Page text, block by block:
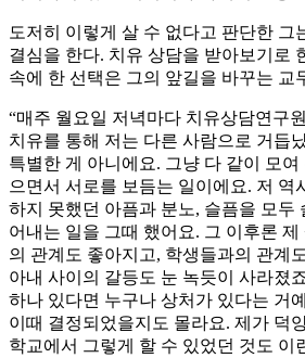
도저히 이렇게 살 수 없다고 판단한 그
결심을 한다. 치유 상담을 받아보기로
속에 한 선택은 그의 앞길을 바꾸는 교
“매주 월요일 저녁마다 치유상담연구
치유를 통해 저는 다른 사람으로 거듭
특별한 게 아니에요. 그냥 다 같이 모
으면서 서로를 보듬는 일이에요. 저 역
하지 못했던 아픔과 분노, 슬픔을 모두
어내는 일을 그때 했어요. 그 이후론
의 관계도 좋아지고, 학생들과의 관계
아내 사이의 갈등도 눈 녹듯이 사라졌
하나 있다면 누구나 상처가 있다는 거
이때 결정되었을지도 몰라요. 제가 덕
학교에서 그렇게 할 수 있었던 것도 이